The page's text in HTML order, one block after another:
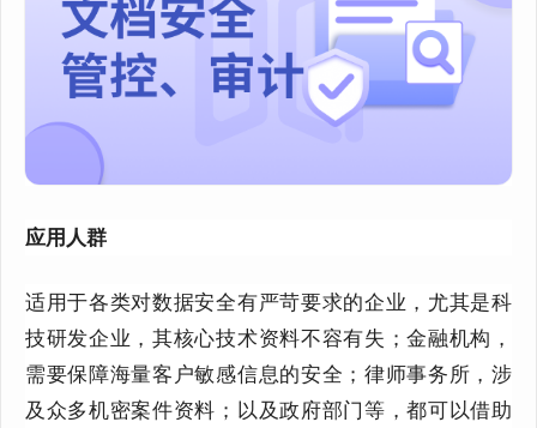
应用人群
适用于各类对数据安全有严苛要求的企业，尤其是科
技研发企业，其核心技术资料不容有失；金融机构，
需要保障海量客户敏感信息的安全；律师事务所，涉
及众多机密案件资料；以及政府部门等，都可以借助